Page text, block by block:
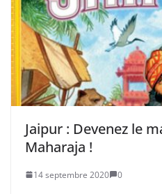
Jaipur : Devenez le
Maharaja !
14 septembre 2020 0